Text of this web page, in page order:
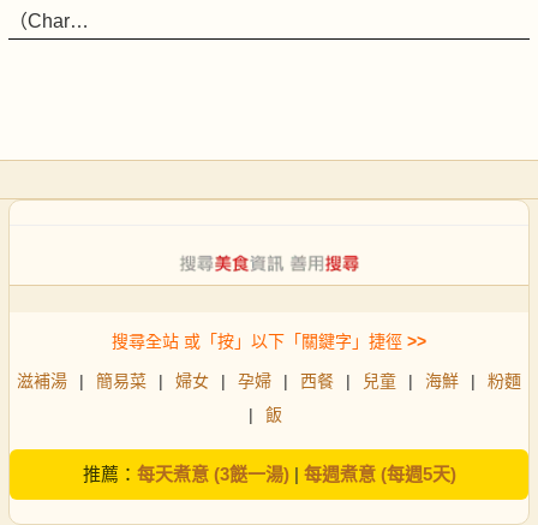
（Char…
搜尋全站 或「按」以下「關鍵字」捷徑 >>
滋補湯 | 簡易菜 | 婦女 | 孕婦 | 西餐 | 兒童 | 海鮮 |
粉麵
|
飯
推薦： 每天煮意 (3餸一湯)| 每週煮意 (每週5天)